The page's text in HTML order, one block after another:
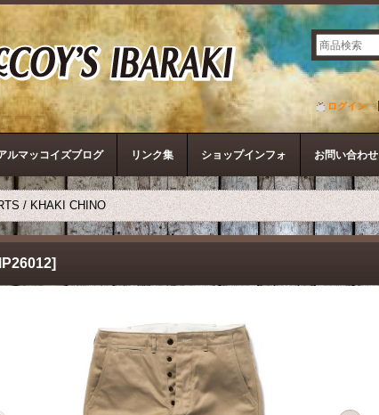
ザ・リアルマッコイズ
ログイン
ルマッコイズブログ リンク集 ショップインフォ お問い合わせ
/ KHAKI CHINO
]